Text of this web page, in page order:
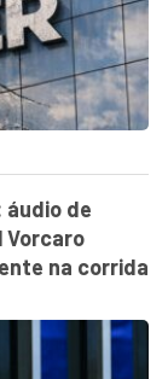
áudio de
Vorcaro
na corrida